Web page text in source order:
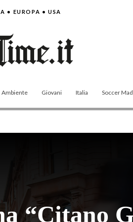
• EUROPA • USA
Ambiente Giovani Italia Soccer
“Citano